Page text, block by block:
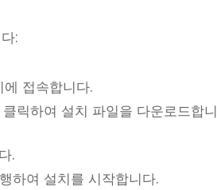
:
접속합니다.
릭하여 설치 파일을 다운로드합니
.
하여 설치를 시작합니다.